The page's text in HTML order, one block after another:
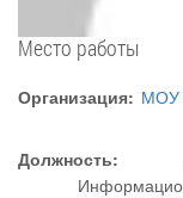
Место работы
Организация: МОУ
Должность: